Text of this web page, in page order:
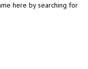
here by searching for